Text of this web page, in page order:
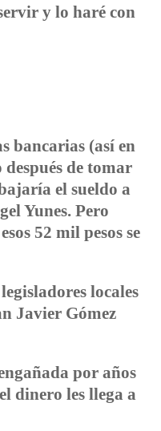
y lo haré con
bancarias (así en
de tomar
el sueldo a
Yunes. Pero
52 mil pesos se
locales
Javier Gómez
por años
dinero les llega a